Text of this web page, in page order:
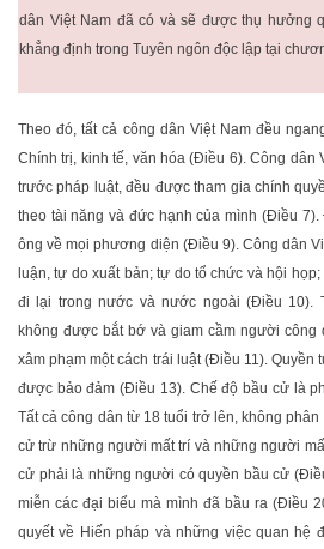
dân Việt Nam đã có và sẽ được thụ hưởng
khẳng định trong Tuyên ngôn độc lập tại
Theo đó, tất cả công dân Việt Nam đều
Chính trị, kinh tế, văn hóa (Điều 6). Công dân
trước pháp luật, đều được tham gia chính
theo tài năng và đức hạnh của mình (Điều
ông về mọi phương diện (Điều 9). Công dân
luận, tự do xuất bản; tự do tổ chức và hội
đi lại trong nước và nước ngoài (Điều 10).
không được bắt bớ và giam cầm người công
xâm phạm một cách trái luật (Điều 11). Quyền
được bảo đảm (Điều 13). Chế độ bầu cử là
Tất cả công dân từ 18 tuổi trở lên, không
cử trừ những người mất trí và những người
cử phải là những người có quyền bầu cử
miễn các đại biểu mà mình đã bầu ra (Điều
quyết về Hiến pháp và những việc quan hệ